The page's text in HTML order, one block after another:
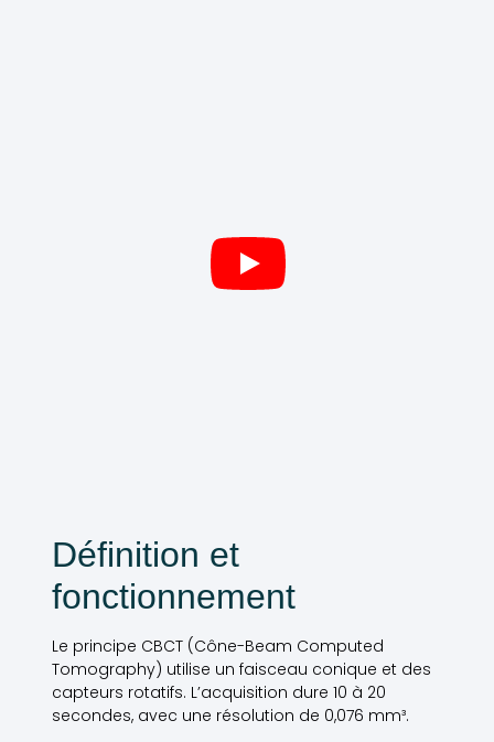
Définition et
fonctionnement
Le principe CBCT (Cône-Beam Computed
Tomography) utilise un faisceau conique et des
capteurs rotatifs. L’acquisition dure 10 à 20
secondes, avec une résolution de 0,076 mm³.